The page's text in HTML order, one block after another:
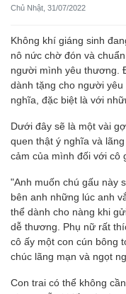
Chủ Nhật, 31/07/2022
Không khí giáng sinh
nô nức chờ đón và
người mình yêu thương.
dành tặng cho người
nghĩa, đặc biệt là với
Dưới đây sẽ là một vài
quen thật ý nghĩa và
cảm của mình đối với cô
"Anh muốn chú gấu này
bên anh những lúc anh
thể dành cho nàng khi
dễ thương. Phụ nữ rất
cô ấy một con cún bông
chúc lãng mạn và ngọt
Con trai có thể không